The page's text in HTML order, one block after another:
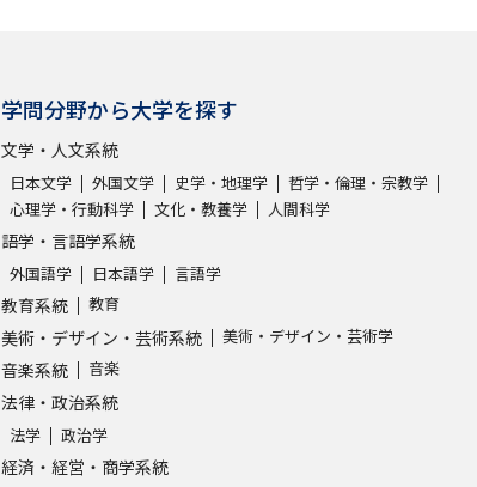
新増設大学・学部・学科特集
国際・グロ
データサイエンス特集
進路の３択
新学年スタート号特集ページ（
新学年スタート号特集ページ（高2生用）
SELFBRAND特集ページ
オープンキャンパスなどを調べる
オープンキャンパス検索
学問分野から大学を探す
文学・人文系統
日本文学 外国文学 史学・地理学
哲学・倫理・宗教学
心理学・行動科学
文化・教養学 人間科学
語学・言語学系統
外国語学 日本語学 言語学
教育系統 教育
美術・デザイン・芸術系統 美術・デザイン・芸術学
音楽系統 音楽
法律・政治系統
法学 政治学
経済・経営・商学系統